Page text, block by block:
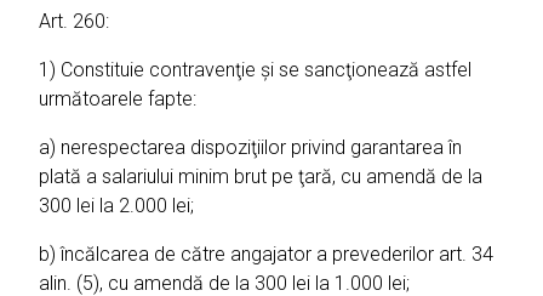
Art. 260:
1) Constituie contravenţie şi se sancţionează astfel
următoarele fapte:
a) nerespectarea dispoziţiilor privind garantarea în
plată a salariului minim brut pe ţară, cu amendă de la
300 lei la 2.000 lei;
b) încălcarea de către angajator a prevederilor art. 34
alin. (5), cu amendă de la 300 lei la 1.000 lei;